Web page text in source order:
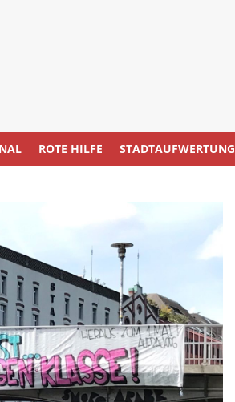
ROTE HILFE STADTAUFWERTUNG